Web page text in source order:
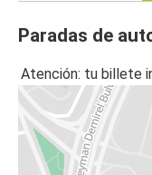
Paradas de
Atención: tu billete